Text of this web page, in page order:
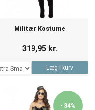
Militær Kostume
319,95 kr.
Læg i kurv
- 34%